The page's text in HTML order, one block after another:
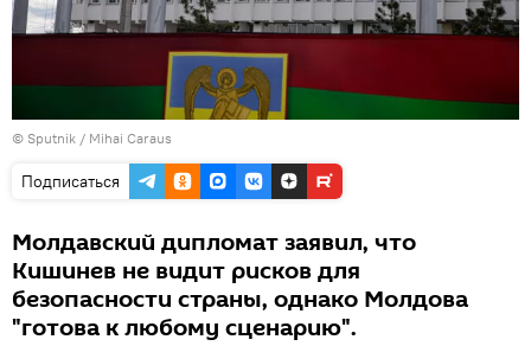
© Sputnik / Mihai Caraus
Подписаться
Молдавский дипломат заявил, что
Кишинев не видит рисков для
безопасности страны, однако Молдова
"готова к любому сценарию".